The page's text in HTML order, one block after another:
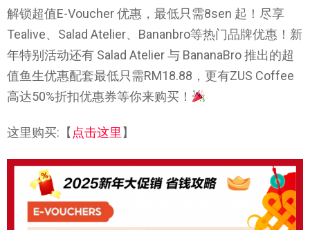
解锁超值E-Voucher 优惠，最低只需8sen 起！尽享
Tealive、Salad Atelier、Bananbro等热门品牌优惠！ 新
年特别活动还有 Salad Atelier 与 BananaBro 推出的超
值鱼生优惠配套最低只需RM18.88， 更有ZUS Coffee
高达50%折扣优惠券等你来购买！
这里购买:【 点击这里 】